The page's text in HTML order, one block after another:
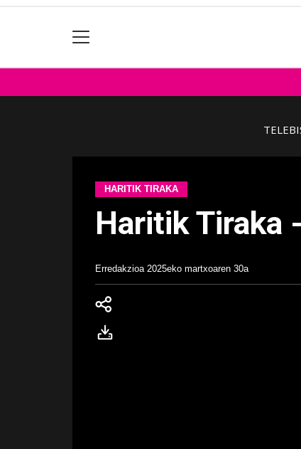
HARITIK TIRAKA
Haritik Tiraka
Erredakzioa 2025eko martxoaren 30a